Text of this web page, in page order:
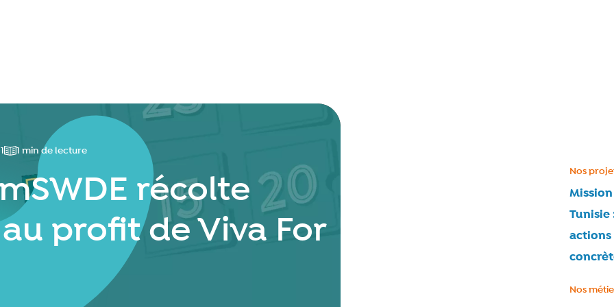
récolte
profit de Viva For
Temps de lecture
1 min de lecture
Mission
Tunisie
actions
Nos
Nos